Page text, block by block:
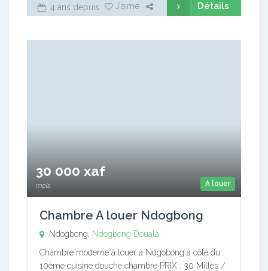
4 ans depuis J'aime Détails
A louer
30 000 xaf
mois
Chambre A louer Ndogbong
Ndogbong, Ndogbong Douala
Chambre moderne à louer à Ndgobong à côté du
10ème cuisine douche chambre PRIX : 30 Milles /